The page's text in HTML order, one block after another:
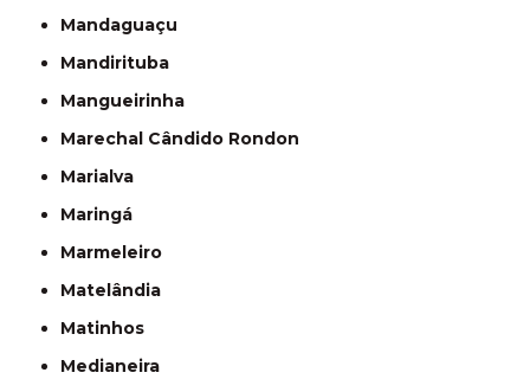
Mandaguaçu
Mandirituba
Mangueirinha
Marechal Cândido Rondon
Marialva
Maringá
Marmeleiro
Matelândia
Matinhos
Medianeira